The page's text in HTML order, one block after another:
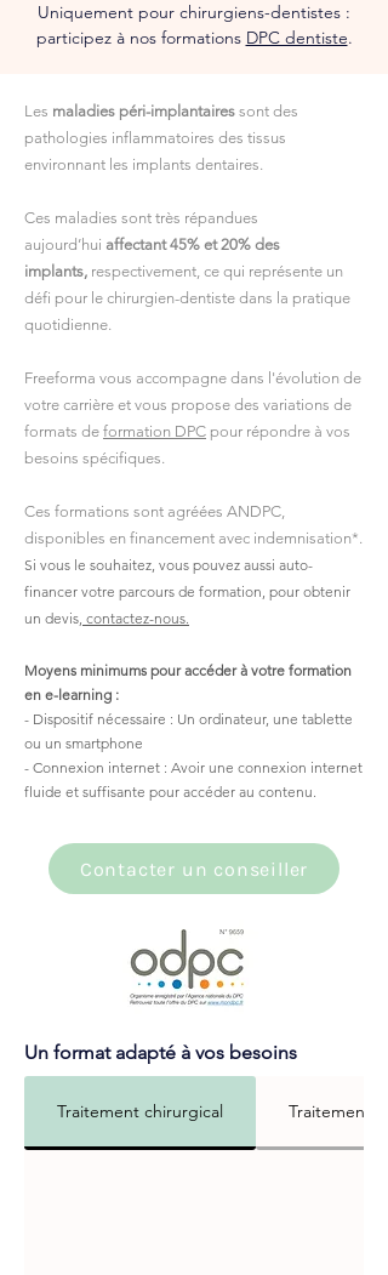
Uniquement pour chirurgiens-dentistes :
participez à nos formations DPC dentiste.
Les maladies péri-implantaires sont des
pathologies inflammatoires des tissus
environnant les implants dentaires.
Ces maladies sont très répandues
aujourd’hui affectant 45% et 20% des
implants, respectivement, ce qui représente un
défi pour le chirurgien-dentiste dans la pratique
quotidienne.
Freeforma vous accompagne dans l'évolution de
votre carrière et vous propose des variations de
formats de formation DPC pour répondre à vos
besoins spécifiques.
Ces formations sont agréées ANDPC,
disponibles en financement avec indemnisation*.
Si vous le souhaitez, vous pouvez aussi auto-
financer votre parcours de formation, pour obtenir
un devis, contactez-nous.
Moyens minimums pour accéder à votre formation
en e-learning :
- Dispositif nécessaire : Un ordinateur, une tablette
ou un smartphone
- Connexion internet : Avoir une connexion internet
fluide et suffisante pour accéder au contenu.
Contacter un conseiller
Un format adapté à vos besoins
Traitement chirurgical Traitement